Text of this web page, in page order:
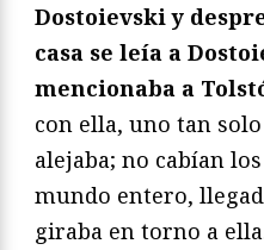
Dostoievski y
casa se leía a
mencionaba a
con ella, uno tan solo
alejaba; no cabían
mundo entero,
giraba en torno a